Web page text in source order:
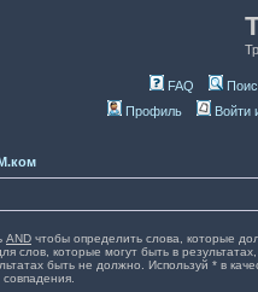
FAQ
Профиль
Войти
AND чтобы определить слова, которые
слов, которые могут быть в
быть не должно. Используй * в